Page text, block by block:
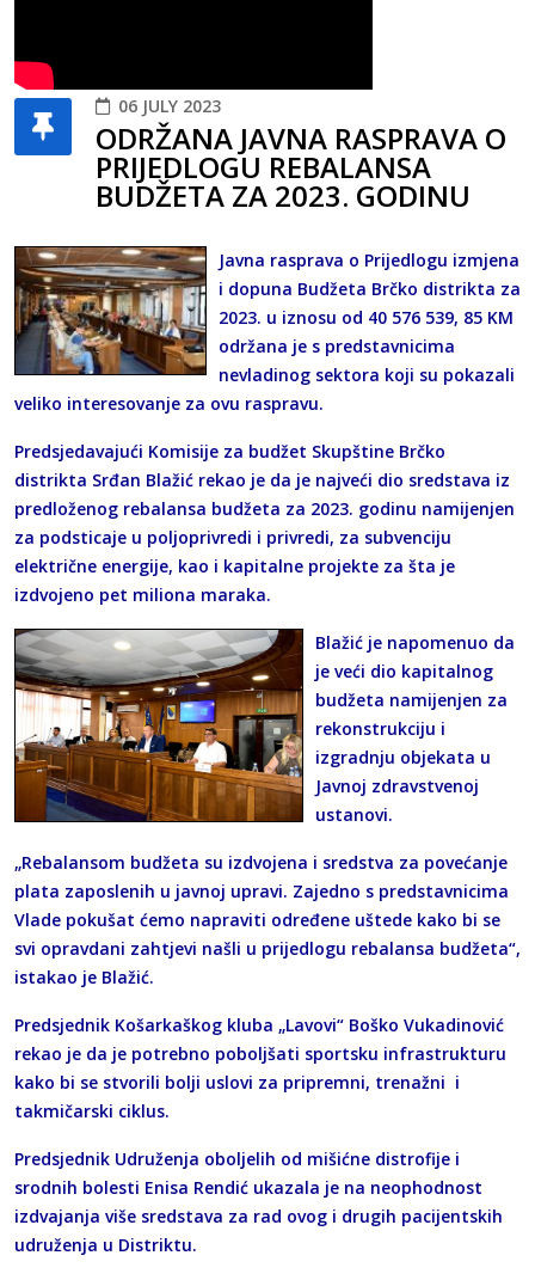
06 JULY 2023
ODRŽANA JAVNA RASPRAVA O
PRIJEDLOGU REBALANSA
BUDŽETA ZA 2023. GODINU
Javna rasprava o Prijedlogu izmjena
i dopuna Budžeta Brčko distrikta za
2023. u iznosu od 40 576 539, 85 KM
održana je s predstavnicima
nevladinog sektora koji su pokazali
veliko interesovanje za ovu raspravu.
Predsjedavajući Komisije za budžet Skupštine Brčko
distrikta Srđan Blažić rekao je da je najveći dio sredstava iz
predloženog rebalansa budžeta za 2023. godinu namijenjen
za podsticaje u poljoprivredi i privredi, za subvenciju
električne energije, kao i kapitalne projekte za šta je
izdvojeno pet miliona maraka.
Blažić je napomenuo da
je veći dio kapitalnog
budžeta namijenjen za
rekonstrukciju i
izgradnju objekata u
Javnoj zdravstvenoj
ustanovi.
„Rebalansom budžeta su izdvojena i sredstva za povećanje
plata zaposlenih u javnoj upravi. Zajedno s predstavnicima
Vlade pokušat ćemo napraviti određene uštede kako bi se
svi opravdani zahtjevi našli u prijedlogu rebalansa budžeta“,
istakao je Blažić.
Predsjednik Košarkaškog kluba „Lavovi“ Boško Vukadinović
rekao je da je potrebno poboljšati sportsku infrastrukturu
kako bi se stvorili bolji uslovi za pripremni, trenažni i
takmičarski ciklus.
Predsjednik Udruženja oboljelih od mišićne distrofije i
srodnih bolesti Enisa Rendić ukazala je na neophodnost
izdvajanja više sredstava za rad ovog i drugih pacijentskih
udruženja u Distriktu.